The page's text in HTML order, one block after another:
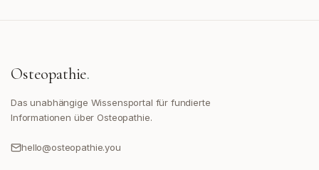
Osteopathie.
Das unabhängige Wissensportal für fundierte
Informationen über Osteopathie.
hello@osteopathie.you